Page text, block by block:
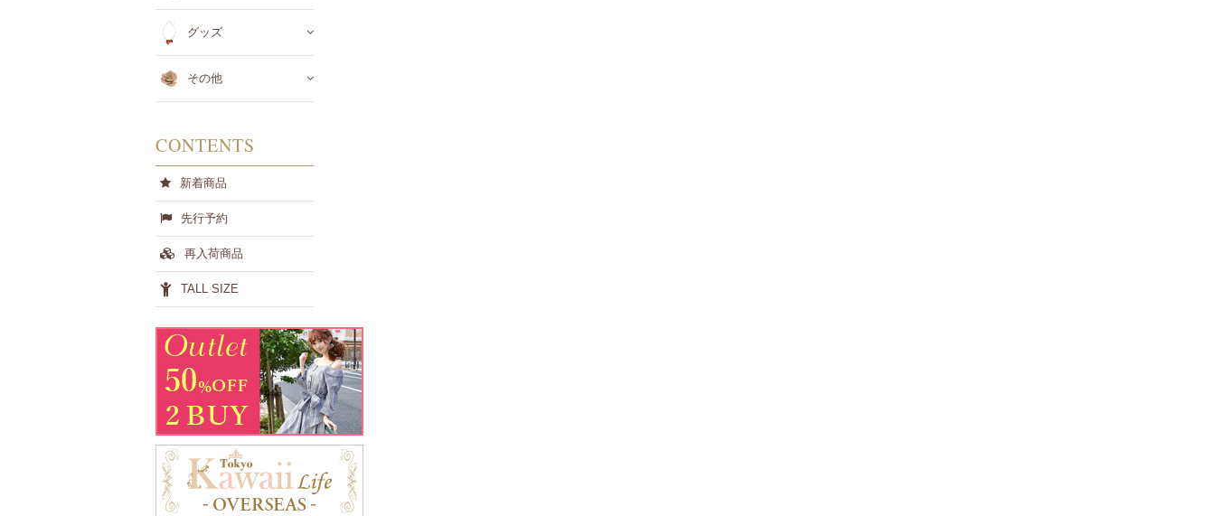
グッズ
その他
CONTENTS
新着商品
先行予約
再入荷商品
TALL SIZE